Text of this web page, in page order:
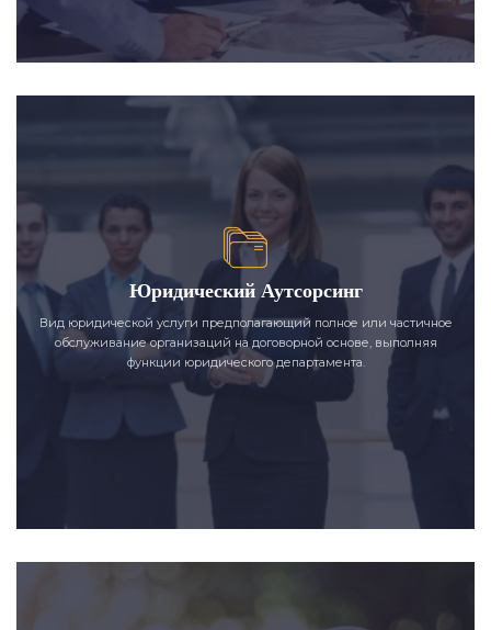
Юридический Аутсорсинг
Вид юридической услуги предполагающий полное или частичное
обслуживание организаций на договорной основе, выполняя
функции юридического департамента.